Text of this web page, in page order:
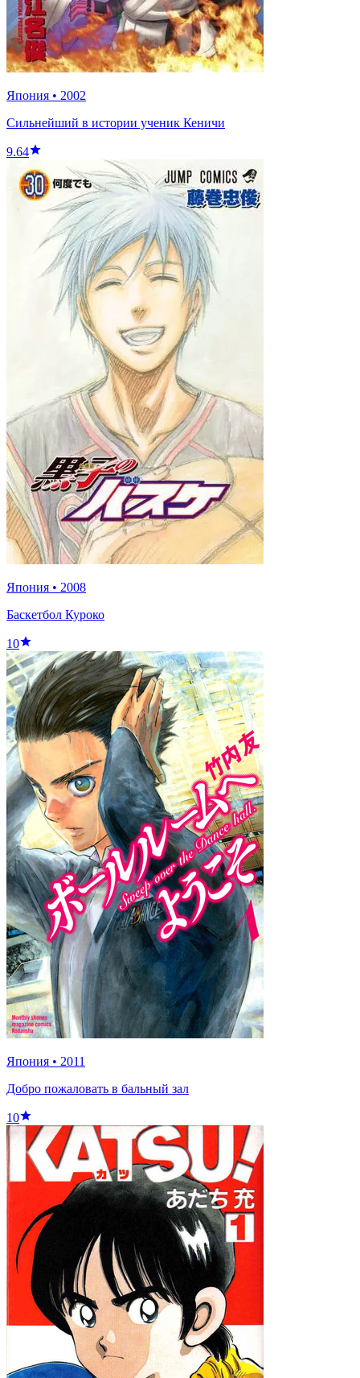
Япония • 2002
Сильнейший в истории ученик Кеничи
9.64
Япония • 2008
Баскетбол Куроко
10
Япония • 2011
Добро пожаловать в бальный зал
10